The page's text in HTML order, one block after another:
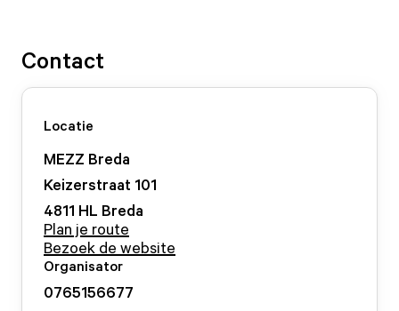
Contact
Locatie
MEZZ Breda
Keizerstraat 101
4811 HL Breda
Plan je route
Bezoek de website
Organisator
0765156677